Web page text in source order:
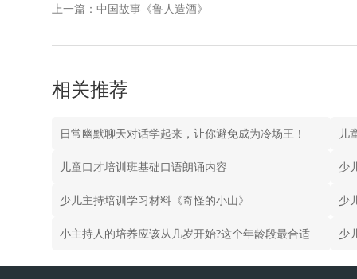
上一篇：中国故事《鲁人造酒》
相关推荐
日常幽默聊天对话学起来，让你避免成为冷场王！ 儿
儿童口才培训班基础口语朗诵内容 少
少儿主持培训学习材料《奇怪的小山》
小主持人的培养应该从几岁开始?这个年龄段最合适 少